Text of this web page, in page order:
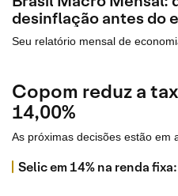
desinflação antes do
Seu relatório mensal de
Copom reduz a
14,00%
As próximas decisões estão em
Selic em 14% na renda